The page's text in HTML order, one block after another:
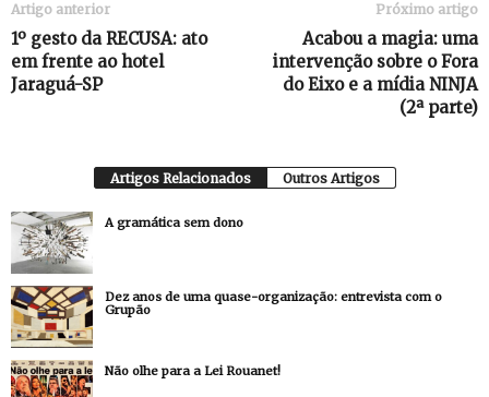
Artigo anterior
1º gesto da RECUSA: ato
em frente ao hotel
Jaraguá-SP
Próximo artigo
Acabou a magia: uma
intervenção sobre o Fora
do Eixo e a mídia NINJA
(2ª parte)
Artigos Relacionados Outros Artigos
A gramática sem dono
Dez anos de uma quase-organização: entrevista com o
Grupão
Não olhe para a Lei Rouanet!